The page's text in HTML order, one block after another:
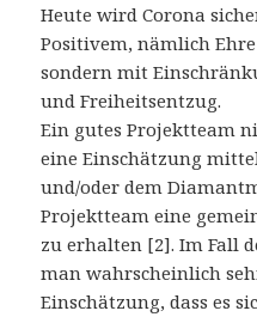
Heute wird Corona
Positivem, nämlich
sondern mit
und Freiheitsentzug.
Ein gutes Projektteam
eine Einschätzung
und/oder dem
Projektteam eine
zu erhalten [2]. Im Fall
man wahrscheinlich
Einschätzung, dass es